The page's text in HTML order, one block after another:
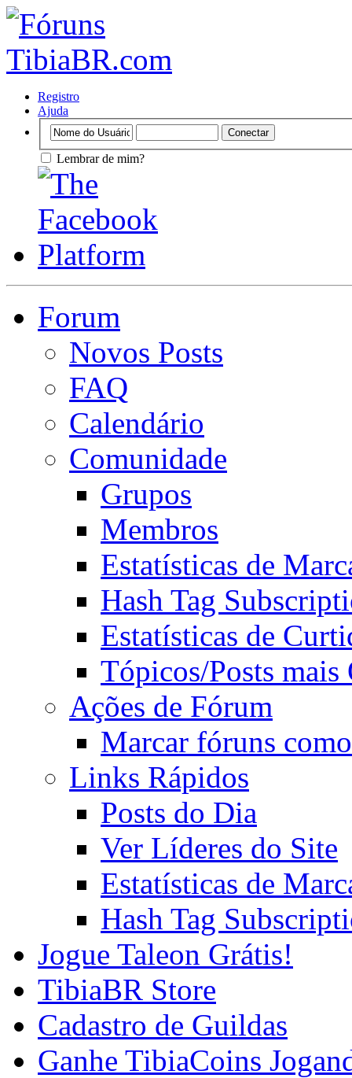
Registro
Ajuda
Lembrar de mim?
Forum
Novos Posts
FAQ
Calendário
Comunidade
Grupos
Membros
Estatísticas de
Hash Tag
Estatísticas de
Tópicos/Posts mais
Ações de Fórum
Marcar fóruns
Links Rápidos
Posts do Dia
Ver Líderes do Site
Estatísticas de
Hash Tag
Jogue Taleon Grátis!
TibiaBR Store
Cadastro de Guildas
Ganhe TibiaCoins